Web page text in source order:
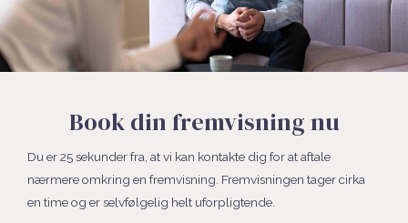
Book din fremvisning nu
Du er 25 sekunder fra, at vi kan kontakte dig for at aftale
nærmere omkring en fremvisning. Fremvisningen tager cirka
en time og er selvfølgelig helt uforpligtende.